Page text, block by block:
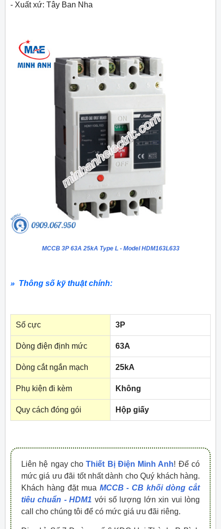
- Xuất xứ: Tây Ban Nha
MCCB 3P 63A 25kA Type L - Model HDM163L633
» Thông số kỹ thuật chính:
Số cực 3P
Dòng điện định mức 63A
Dòng cắt ngắn mạch 25kA
Phụ kiện đi kèm Không
Quy cách đóng gói Hộp giấy
Liên hệ ngay choThiết Bị Điện Minh Anh! Để có
mức giá ưu đãi tốt nhất dành cho Quý khách hàng.
Khách hàng đặt mua MCCB - CB khối dòng cắt
tiêu chuẩn - HDM1 với số lượng lớn xin vui lòng
call cho chúng tôi để có mức giá ưu đãi riêng.